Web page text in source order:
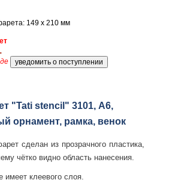
149 х 210 мм
"Tati stencil" 3101, А6,
орнамент, рамка, венок
сделан из прозрачного пластика,
чётко видно область нанесения.
имеет клеевого слоя.